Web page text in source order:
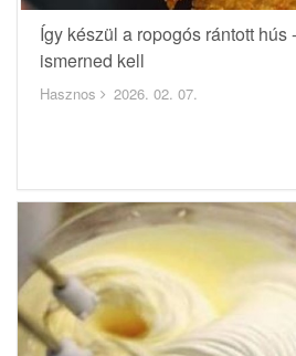
Így készül a ropogós rántott hús
ismerned kell
Hasznos 2026. 02. 07.